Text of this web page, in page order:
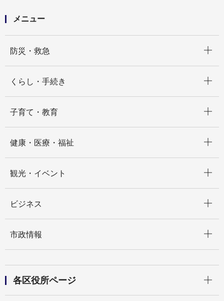
メニュー
防災・救急
くらし・手続き
子育て・教育
健康・医療・福祉
観光・イベント
ビジネス
市政情報
各区役所ページ